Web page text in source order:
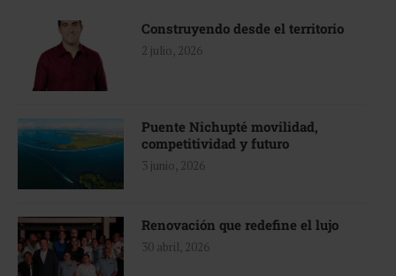
Construyendo desde el territorio
2 julio, 2026
Puente Nichupté movilidad,
competitividad y futuro
3 junio, 2026
Renovación que redefine el lujo
30 abril, 2026